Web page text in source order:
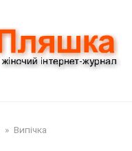
» Випічка